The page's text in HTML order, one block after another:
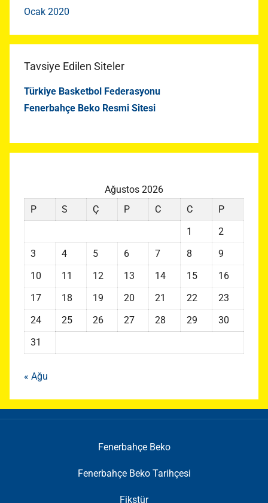
Ocak 2020
Tavsiye Edilen Siteler
Türkiye Basketbol Federasyonu
Fenerbahçe Beko Resmi Sitesi
Ağustos 2026
P
S Ç P C C
P
1
2
3
4 5 6 7 8
9
10
11 12 13 14 15
16
17
18 19 20 21 22
23
24
25 26 27 28 29
30
31
« Ağu
Fenerbahçe Beko
Fenerbahçe Beko Tarihçesi
Fikstür